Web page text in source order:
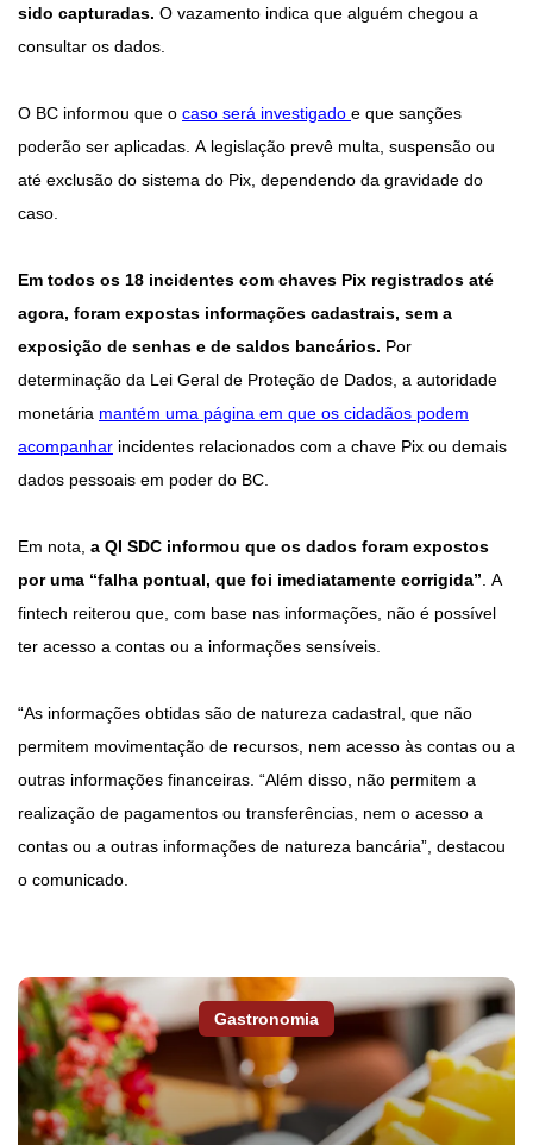
sido capturadas. O vazamento indica que alguém chegou a
consultar os dados.
O BC informou que o caso será investigado e que sanções
poderão ser aplicadas. A legislação prevê multa, suspensão ou
até exclusão do sistema do Pix, dependendo da gravidade do
caso.
Em todos os 18 incidentes com chaves Pix registrados até
agora, foram expostas informações cadastrais, sem a
exposição de senhas e de saldos bancários. Por
determinação da Lei Geral de Proteção de Dados, a autoridade
monetária mantém uma página em que os cidadãos podem
acompanhar incidentes relacionados com a chave Pix ou demais
dados pessoais em poder do BC.
Em nota, a QI SDC informou que os dados foram expostos
por uma “falha pontual, que foi imediatamente corrigida”. A
fintech reiterou que, com base nas informações, não é possível
ter acesso a contas ou a informações sensíveis.
“As informações obtidas são de natureza cadastral, que não
permitem movimentação de recursos, nem acesso às contas ou a
outras informações financeiras. “Além disso, não permitem a
realização de pagamentos ou transferências, nem o acesso a
contas ou a outras informações de natureza bancária”, destacou
o comunicado.
Gastronomia